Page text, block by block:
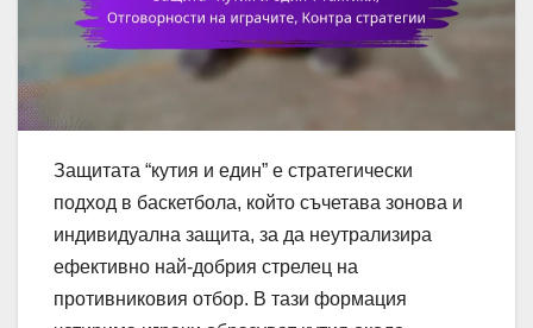
Защитата “кутия и един” е стратегически
подход в баскетбола, който съчетава зонова и
индивидуална защита, за да неутрализира
ефективно най-добрия стрелец на
противниковия отбор. В тази формация